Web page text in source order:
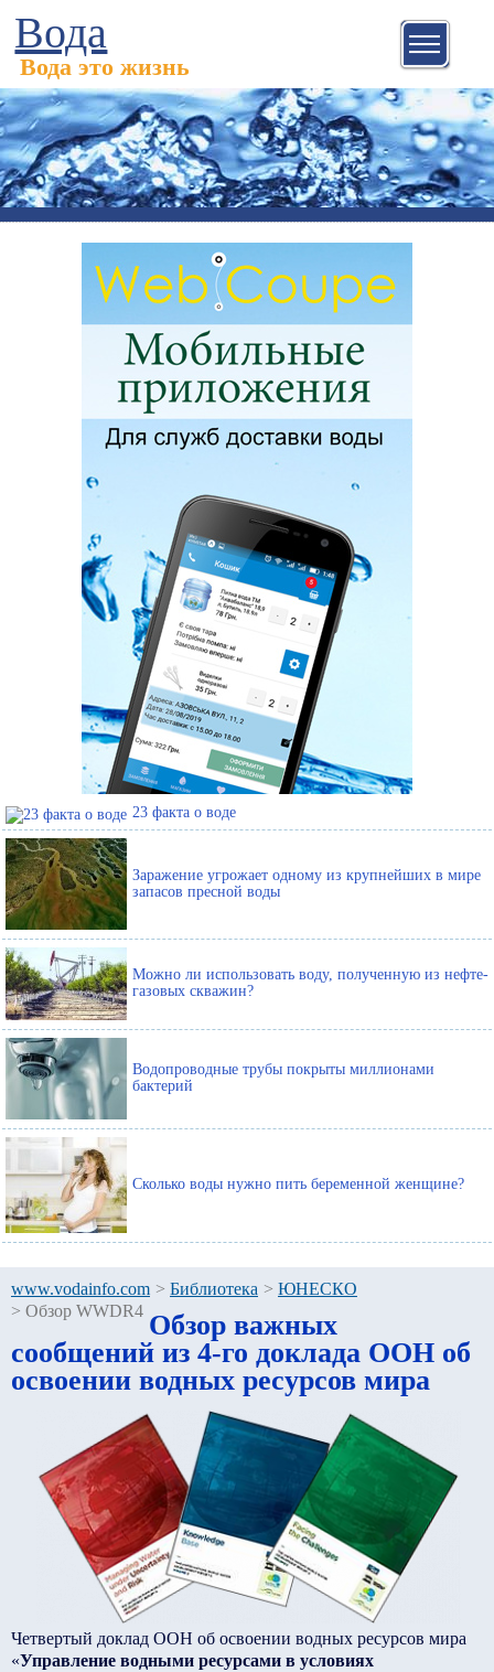
Вода
Вода это жизнь
23 факта о воде
Заражение угрожает одному из крупнейших в мире
запасов пресной воды
Можно ли использовать воду, полученную из нефте-
газовых скважин?
Водопроводные трубы покрыты миллионами
бактерий
Сколько воды нужно пить беременной женщине?
www.vodainfo.com > Библиотека > ЮНЕСКО
> Обзор WWDR4 Обзор важных
сообщений из 4-го доклада ООН об
освоении водных ресурсов мира
Четвертый доклад ООН об освоении водных ресурсов мира
«Управление водными ресурсами в условиях